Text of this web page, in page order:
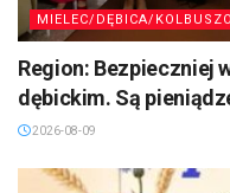
MIELEC/DĘBICA/
Region: Bezpieczniej
dębickim. Są
2026-08-09